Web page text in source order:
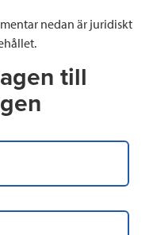
nedan är juridiskt
till